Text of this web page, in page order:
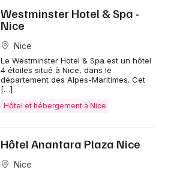
Westminster Hotel & Spa -
Nice
Nice
Le Westminster Hotel & Spa est un hôtel
4 étoiles situé à Nice, dans le
département des Alpes-Maritimes. Cet
[…]
Hôtel et hébergement à Nice
Hôtel Anantara Plaza Nice
Nice